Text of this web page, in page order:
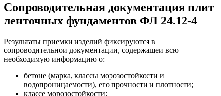
Сопроводительная документация плит
ленточных фундаментов ФЛ 24.12-4
Результаты приемки изделий фиксируются в
сопроводительной документации, содержащей всю
необходимую информацию о:
бетоне (марка, классы морозостойкости и
водопроницаемости), его прочности и плотности;
классе морозостойкости;